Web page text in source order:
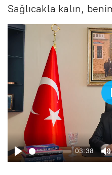
Sağlıcakla kalın,
B
03:38
S